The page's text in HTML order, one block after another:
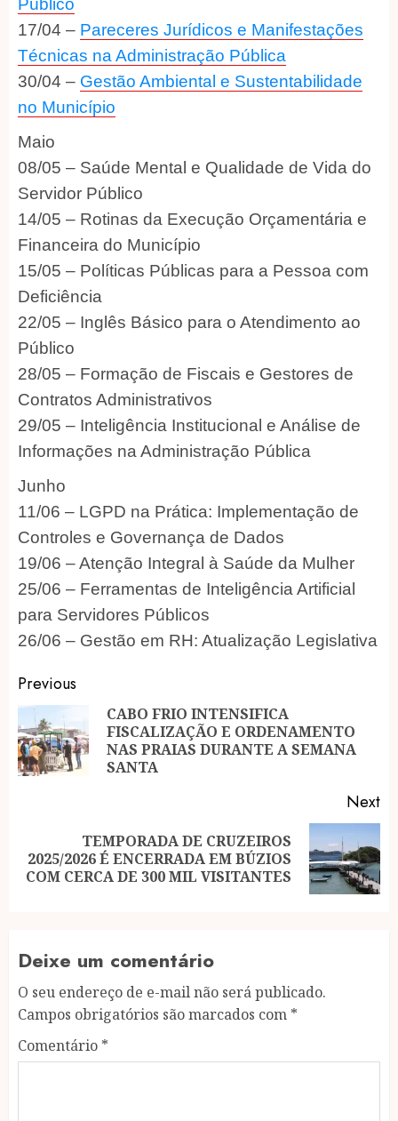
Público
17/04 – Pareceres Jurídicos e Manifestações
Técnicas na Administração Pública
30/04 – Gestão Ambiental e Sustentabilidade
no Município
Maio
08/05 – Saúde Mental e Qualidade de Vida do
Servidor Público
14/05 – Rotinas da Execução Orçamentária e
Financeira do Município
15/05 – Políticas Públicas para a Pessoa com
Deficiência
22/05 – Inglês Básico para o Atendimento ao
Público
28/05 – Formação de Fiscais e Gestores de
Contratos Administrativos
29/05 – Inteligência Institucional e Análise de
Informações na Administração Pública
Junho
11/06 – LGPD na Prática: Implementação de
Controles e Governança de Dados
19/06 – Atenção Integral à Saúde da Mulher
25/06 – Ferramentas de Inteligência Artificial
para Servidores Públicos
26/06 – Gestão em RH: Atualização Legislativa
Post
navigation
Previous
CABO FRIO INTENSIFICA
FISCALIZAÇÃO E ORDENAMENTO
NAS PRAIAS DURANTE A SEMANA
SANTA
Next
Next
post:
TEMPORADA DE CRUZEIROS
2025/2026 É ENCERRADA EM BÚZIOS
COM CERCA DE 300 MIL VISITANTES
Deixe um comentário
O seu endereço de e-mail não será publicado.
Campos obrigatórios são marcados com *
Comentário *